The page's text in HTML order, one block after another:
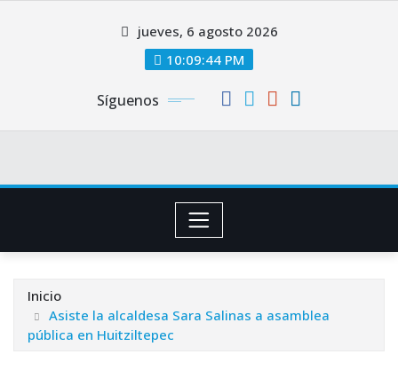
jueves, 6 agosto 2026
10:09:45 PM
Síguenos
Inicio
Asiste la alcaldesa Sara Salinas a asamblea
pública en Huitziltepec